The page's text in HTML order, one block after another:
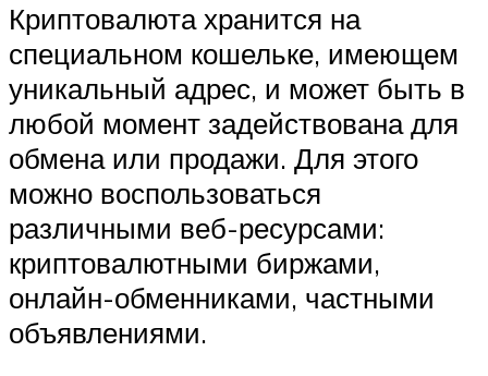
Криптовалюта хранится на
специальном кошельке, имеющем
уникальный адрес, и может быть в
любой момент задействована для
обмена или продажи. Для этого
можно воспользоваться
различными веб-ресурсами:
криптовалютными биржами,
онлайн-обменниками, частными
объявлениями.